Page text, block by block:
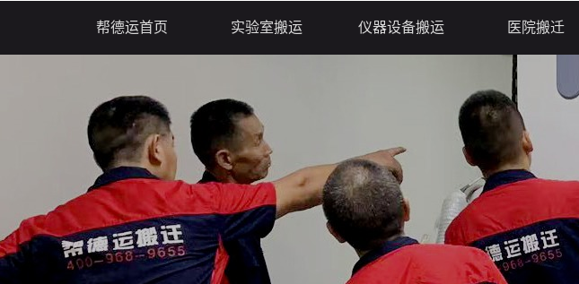
帮德运首页 实验室搬运 仪器设备搬运 医院搬迁